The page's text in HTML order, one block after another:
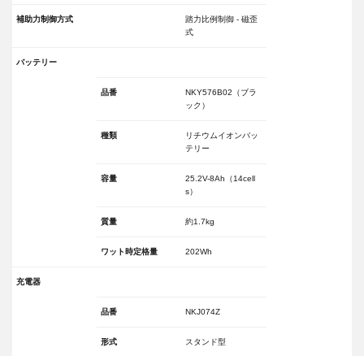
補助力制御方式
踏力比例制御 - 磁歪
式
バッテリー
品番
NKY576B02（ブラ
ック）
種類
リチウムイオンバッ
テリー
容量
25.2V-8Ah（14cell
s）
質量 約1.7kg
ワット時定格量 202Wh
充電器
品番 NKJ074Z
形式 スタンド型